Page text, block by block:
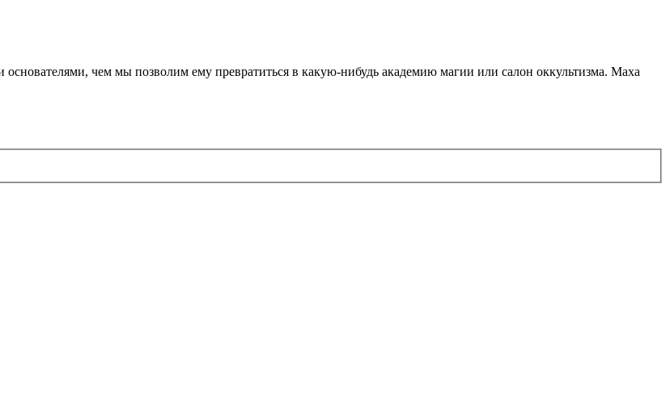
чем мы позволим ему превратиться в какую-нибудь академию магии или салон оккультизма. Маха